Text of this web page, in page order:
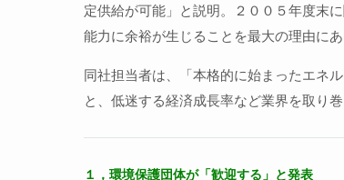
定供給が可能」と説明。２００５年度末
能力に余裕が生じることを最大の理由にあ
同社担当者は、「本格的に始まったエネ
と、低迷する経済成長率など業界を取り
１，環境保護団体が「歓迎する」と発表